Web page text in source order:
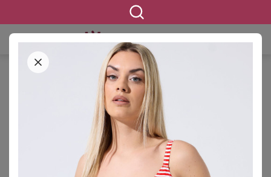
STARTSEITE BEKLEIDUNG
BADEMODE &
Bademode & Strandkleidung in
großen Größen
3947 ERGEBNISSE